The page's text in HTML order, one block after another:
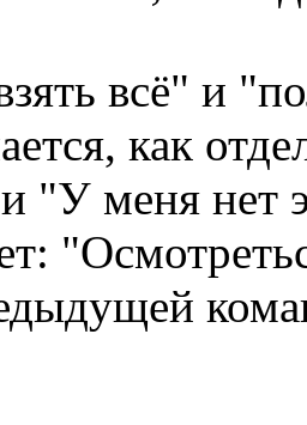
всё" и
как
и "У меня нет